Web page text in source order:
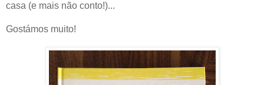
casa (e mais não conto!)...
Gostámos muito!